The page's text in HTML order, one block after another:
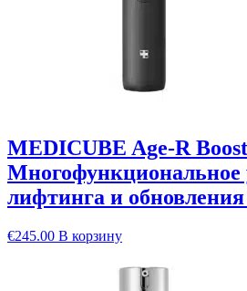
MEDICUBE Age-R
Многофункциональное
лифтинга и
€245.00 В корзину